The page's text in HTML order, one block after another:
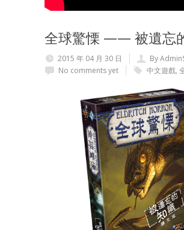
全球驚慄 —— 被遺忘
2015 年 04 月 30 日
By
No comments yet
中文遊戲,